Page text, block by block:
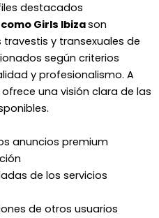
destacados
Girls Ibizason
y transexuales de
según criterios
y profesionalismo. A
una visión clara de las
anuncios premium
de los servicios
de otros usuarios